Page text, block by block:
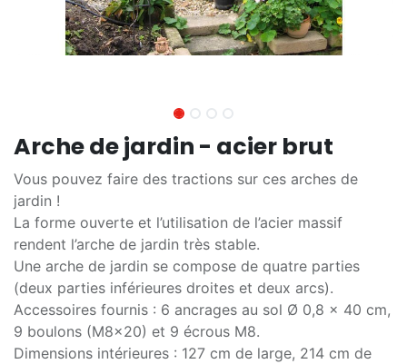
Arche de jardin - acier brut
Vous pouvez faire des tractions sur ces arches de
jardin !
La forme ouverte et l’utilisation de l’acier massif
rendent l’arche de jardin très stable.
Une arche de jardin se compose de quatre parties
(deux parties inférieures droites et deux arcs).
Accessoires fournis : 6 ancrages au sol Ø 0,8 x 40 cm,
9 boulons (M8x20) et 9 écrous M8.
Dimensions intérieures : 127 cm de large, 214 cm de